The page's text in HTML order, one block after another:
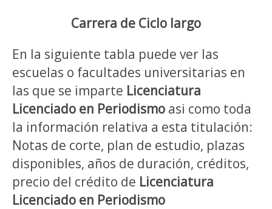
Carrera de Ciclo largo
En la siguiente tabla puede ver las
escuelas o facultades universitarias en
las que se imparte Licenciatura
Licenciado en Periodismo asi como toda
la información relativa a esta titulación:
Notas de corte, plan de estudio, plazas
disponibles, años de duración, créditos,
precio del crédito de Licenciatura
Licenciado en Periodismo